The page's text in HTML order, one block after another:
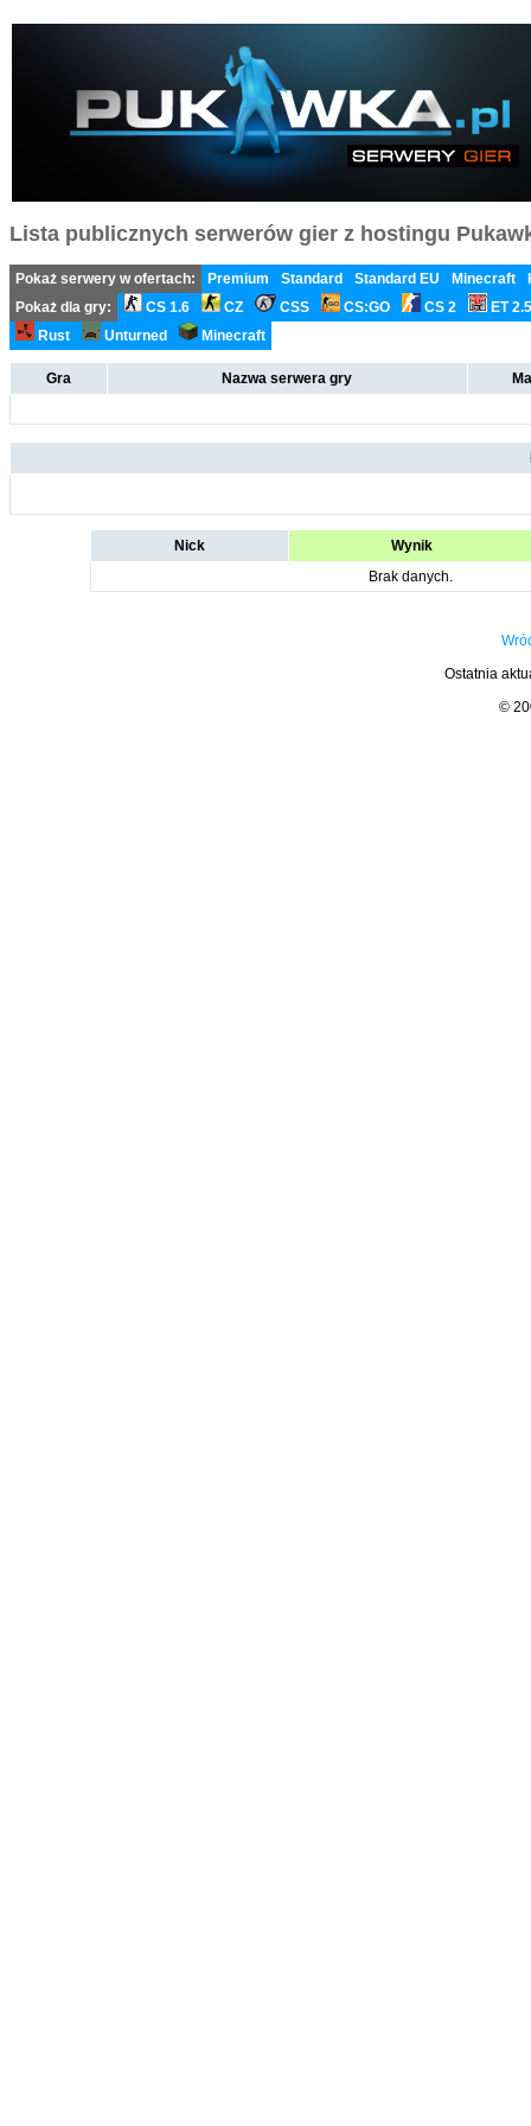
Lista publicznych serwerów gier z hostingu
Pokaż serwery w ofertach: Premium Standard Standard EU Minecraft
Pokaż dla gry:
CS 1.6 CZ CSS CS:GO CS 2
ET
Rust
Unturned Minecraft
Gra Nazwa serwera gry
Nick
Wynik
Brak danych.
Ostatnia
©